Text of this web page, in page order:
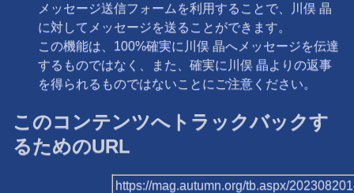
メッセージ送信フォームを利用することで、川俣 晶
に対してメッセージを送ることができます。
この機能は、100%確実に川俣 晶へメッセージを伝達
するものではなく、また、確実に川俣 晶よりの返事
を得られるものではないことにご注意ください。
このコンテンツへトラックバックす
るためのURL
https://mag.autumn.org/tb.aspx/